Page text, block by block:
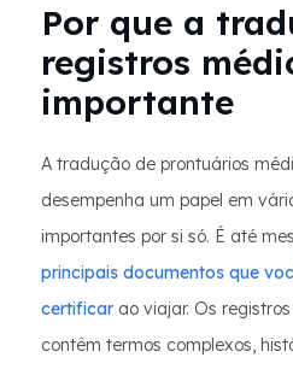
Por que a
registros
importante
A tradução de prontuários
desempenha um papel em
importantes por si só. É até
principais documentos que
certificar ao viajar. Os
contêm termos complexos,